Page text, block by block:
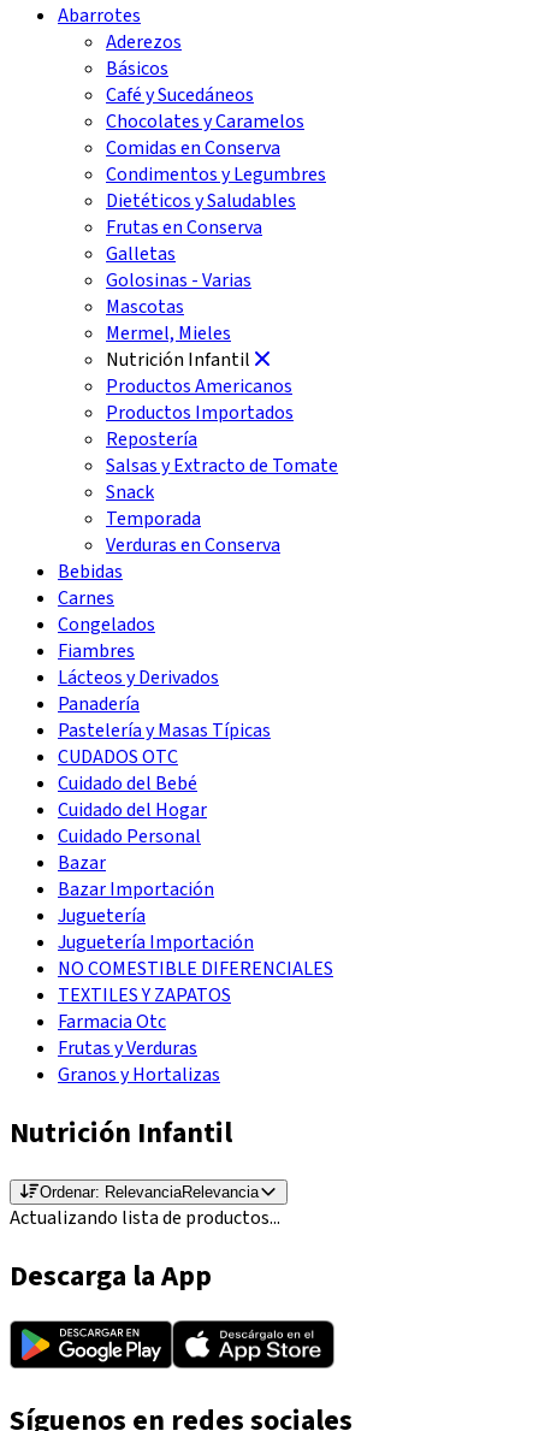
Abarrotes
Aderezos
Básicos
Café y Sucedáneos
Chocolates y Caramelos
Comidas en Conserva
Condimentos y Legumbres
Dietéticos y Saludables
Frutas en Conserva
Galletas
Golosinas - Varias
Mascotas
Mermel, Mieles
Nutrición Infantil
Productos Americanos
Productos Importados
Repostería
Salsas y Extracto de Tomate
Snack
Temporada
Verduras en Conserva
Bebidas
Carnes
Congelados
Fiambres
Lácteos y Derivados
Panadería
Pastelería y Masas Típicas
CUDADOS OTC
Cuidado del Bebé
Cuidado del Hogar
Cuidado Personal
Bazar
Bazar Importación
Juguetería
Juguetería Importación
NO COMESTIBLE DIFERENCIALES
TEXTILES Y ZAPATOS
Farmacia Otc
Frutas y Verduras
Granos y Hortalizas
Nutrición Infantil
Ordenar: RelevanciaRelevancia
Actualizando lista de productos...
Descarga la App
Síguenos en redes sociales